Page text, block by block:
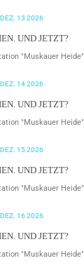
13 2026
UND JETZT?
"Muskauer Heide"
14 2026
UND JETZT?
"Muskauer Heide"
15 2026
UND JETZT?
"Muskauer Heide"
16 2026
UND JETZT?
"Muskauer Heide"